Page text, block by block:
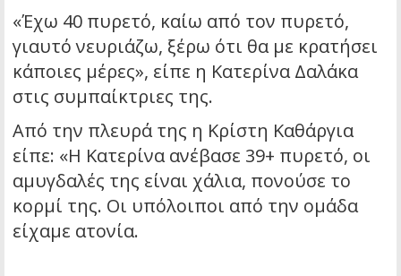
«Έχω 40 πυρετό, καίω από τον πυρετό,
γιαυτό νευριάζω, ξέρω ότι θα με κρατήσει
κάποιες μέρες», είπε η Κατερίνα Δαλάκα
στις συμπαίκτριες της.
Από την πλευρά της η Κρίστη Καθάργια
είπε: «Η Κατερίνα ανέβασε 39+ πυρετό, οι
αμυγδαλές της είναι χάλια, πονούσε το
κορμί της. Οι υπόλοιποι από την ομάδα
είχαμε ατονία.